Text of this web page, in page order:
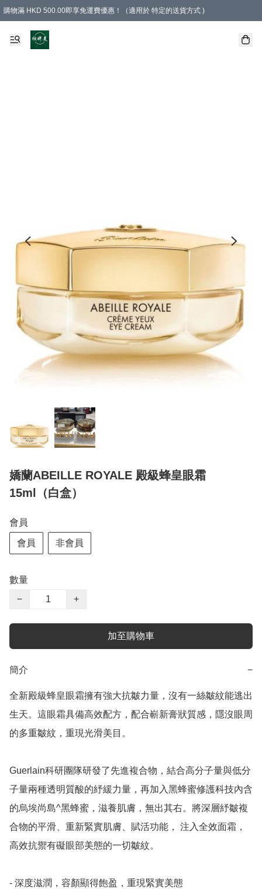
購物滿 HKD 500.00即享免運費優惠！（適用於 特定的送貨方式 )
嬌蘭ABEILLE ROYALE 殿級蜂皇眼霜
15ml（白盒）
會員
會員 非會員
數量
−
+
加至購物車
簡介 −
全新殿級蜂皇眼霜擁有強大抗皺力量，沒有一絲皺紋能逃出
生天。這眼霜具備高效配方，配合嶄新膏狀質感，隱沒眼周
的多重皺紋，重現光滑美目。
Guerlain科研團隊研發了先進複合物，結合高分子量與低分
子量兩種透明質酸的紓緩力量，再加入黑蜂蜜修護科技內含
的烏埃尚島^黑蜂蜜，滋養肌膚，無出其右。將深層紓皺複
合物的平滑、重新緊實肌膚、賦活功能， 注入全效面霜，
高效抗禦有礙眼部美態的一切皺紋。
- 深度滋潤，容顏顯得飽盈，重現緊實美態